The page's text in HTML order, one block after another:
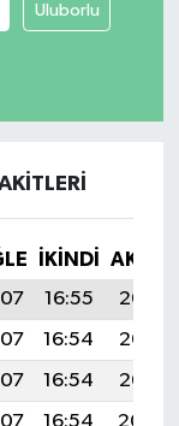
Uluborlu
İKINDI
16:55
20:07
16:54
20:06
16:54
20:05